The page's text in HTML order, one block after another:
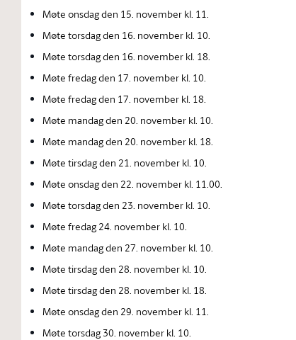
Møte onsdag den 15. november kl. 11.
Møte torsdag den 16. november kl. 10.
Møte torsdag den 16. november kl. 18.
Møte fredag den 17. november kl. 10.
Møte fredag den 17. november kl. 18.
Møte mandag den 20. november kl. 10.
Møte mandag den 20. november kl. 18.
Møte tirsdag den 21. november kl. 10.
Møte onsdag den 22. november kl. 11.00.
Møte torsdag den 23. november kl. 10.
Møte fredag 24. november kl. 10.
Møte mandag den 27. november kl. 10.
Møte tirsdag den 28. november kl. 10.
Møte tirsdag den 28. november kl. 18.
Møte onsdag den 29. november kl. 11.
Møte torsdag 30. november kl. 10.